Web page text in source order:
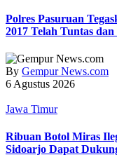
Polres Pasuruan
2017 Telah Tuntas
By Gempur News.com
6 Agustus 2026
Jawa Timur
Ribuan Botol Miras
Sidoarjo Dapat